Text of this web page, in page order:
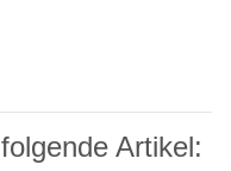
Artikel: